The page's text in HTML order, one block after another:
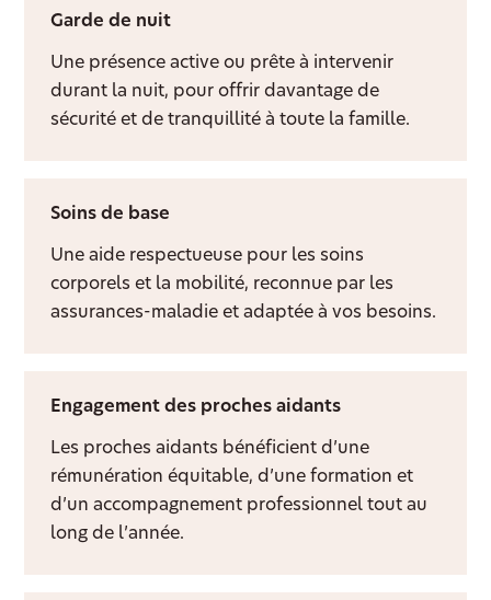
Garde de nuit
Une présence active ou prête à intervenir
durant la nuit, pour offrir davantage de
sécurité et de tranquillité à toute la famille.
Soins de base
Une aide respectueuse pour les soins
corporels et la mobilité, reconnue par les
assurances-maladie et adaptée à vos besoins.
Engagement des proches aidants
Les proches aidants bénéficient d’une
rémunération équitable, d’une formation et
d’un accompagnement professionnel tout au
long de l’année.